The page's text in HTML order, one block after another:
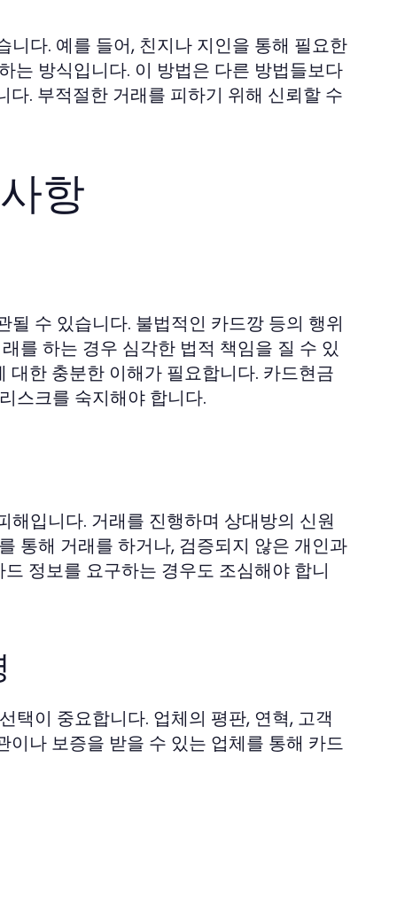
다. 예를 들어, 친지나 지인을 통해 필요한
는 방식입니다. 이 방법은 다른 방법들보다
. 부적절한 거래를 피하기 위해 신뢰할 수
항
수 있습니다. 불법적인 카드깡 등의 행위
를 하는 경우 심각한 법적 책임을 질 수 있
한 충분한 이해가 필요합니다. 카드현금
스크를 숙지해야 합니다.
입니다. 거래를 진행하며 상대방의 신원
통해 거래를 하거나, 검증되지 않은 개인과
정보를 요구하는 경우도 조심해야 합니
택이 중요합니다. 업체의 평판, 연혁, 고객
나 보증을 받을 수 있는 업체를 통해 카드